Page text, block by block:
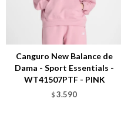
Canguro New Balance de
Dama - Sport Essentials -
WT41507PTF - PINK
$ 3.590